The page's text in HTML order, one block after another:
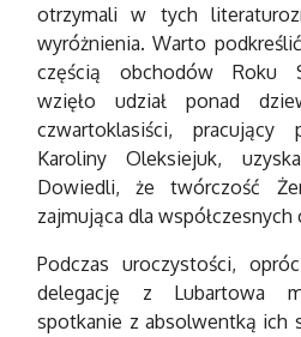
otrzymali w tych
wyróżnienia. Warto
częścią obchodów Roku
wzięło udział ponad
czwartoklasiści, pracujący
Karoliny Oleksiejuk,
Dowiedli, że twórczość
zajmująca dla
Podczas uroczystości,
delegację z Lubartowa
spotkanie z absolwentką ich